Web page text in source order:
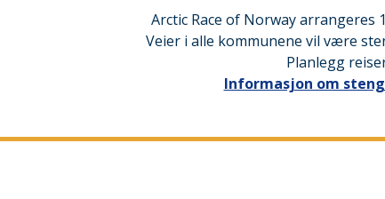
Arctic Race of Norway arrangeres
Veier i alle kommunene vil være
Planlegg
Informasjon om